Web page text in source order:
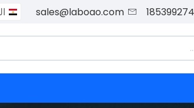

sales@laboao.com